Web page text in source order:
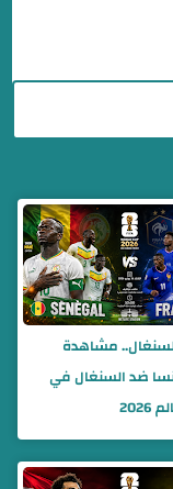
مشاهدة
ضد السنغال في